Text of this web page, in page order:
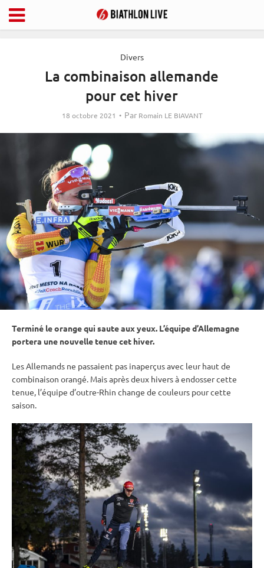
Divers
La combinaison allemande
pour cet hiver
18 octobre 2021 Par Romain LE BIAVANT
Terminé le orange qui saute aux yeux. L’équipe d’Allemagne
portera une nouvelle tenue cet hiver.
Les Allemands ne passaient pas inaperçus avec leur haut de
combinaison orangé. Mais après deux hivers à endosser cette
tenue, l’équipe d’outre-Rhin change de couleurs pour cette
saison.